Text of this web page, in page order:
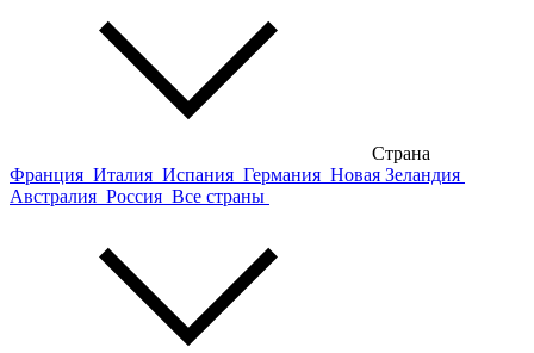
Страна
Франция Италия Испания Германия Новая Зеландия
Австралия Россия Все страны